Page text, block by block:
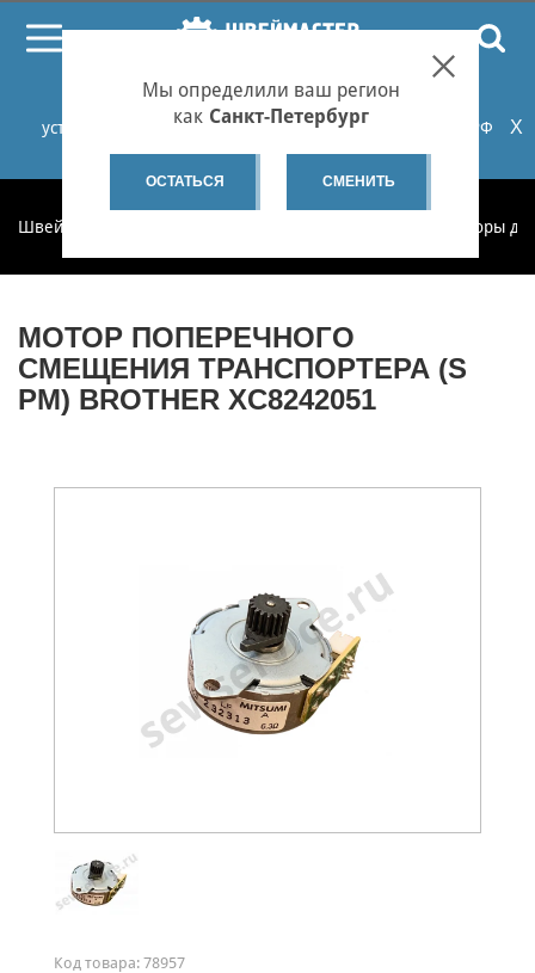
При проблемах с онлайн-оплатой заказов на сайте
установите российские сертификаты НУЦ Минцифры РФ
или используйте Яндекс.Браузер.Подробнее...
X
Мы определили ваш регион
как Санкт-Петербург
ОСТАТЬСЯ СМЕНИТЬ
Швеймастер Моторы
МОТОР ПОПЕРЕЧНОГО
СМЕЩЕНИЯ ТРАНСПОРТЕРА (S
PM) BROTHER XC8242051
Код товара: 78957